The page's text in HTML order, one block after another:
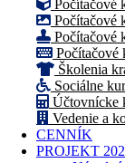
Počítačové
Počítačové
Počítačové
Počítačové
Školenia
Sociálne
Účtovnícke
Vedenie a
CENNÍK
PROJEKT